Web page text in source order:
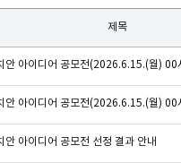
제목
안 아이디어 공모전(2026.6.15.(월)
안 아이디어 공모전(2026.6.15.(월)
안 아이디어 공모전 선정 결과 안내